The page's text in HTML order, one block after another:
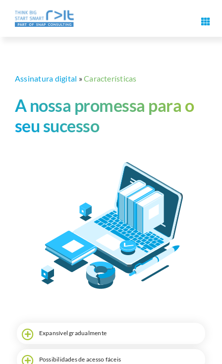
para
Casos de aplicação e soluções
Eventos
Sobre nós
Contacto
Pesquisa
Assinatura digital »Características
A nossa promessa para o
seu sucesso
Expansível gradualmente
Possibilidades de acesso fáceis